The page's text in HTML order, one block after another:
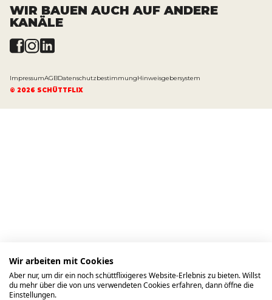
Offene Stellen
News und Presse
WIR BAUEN AUCH AUF ANDERE
KANÄLE
ImpressumAGBDatenschutzbestimmungHinweisgebersystem
© 2026 SCHÜTTFLIX
Wir arbeiten mit Cookies
Aber nur, um dir ein noch schüttflixigeres Website-Erlebnis zu bieten. Willst
du mehr über die von uns verwendeten Cookies erfahren, dann öffne die
Einstellungen.